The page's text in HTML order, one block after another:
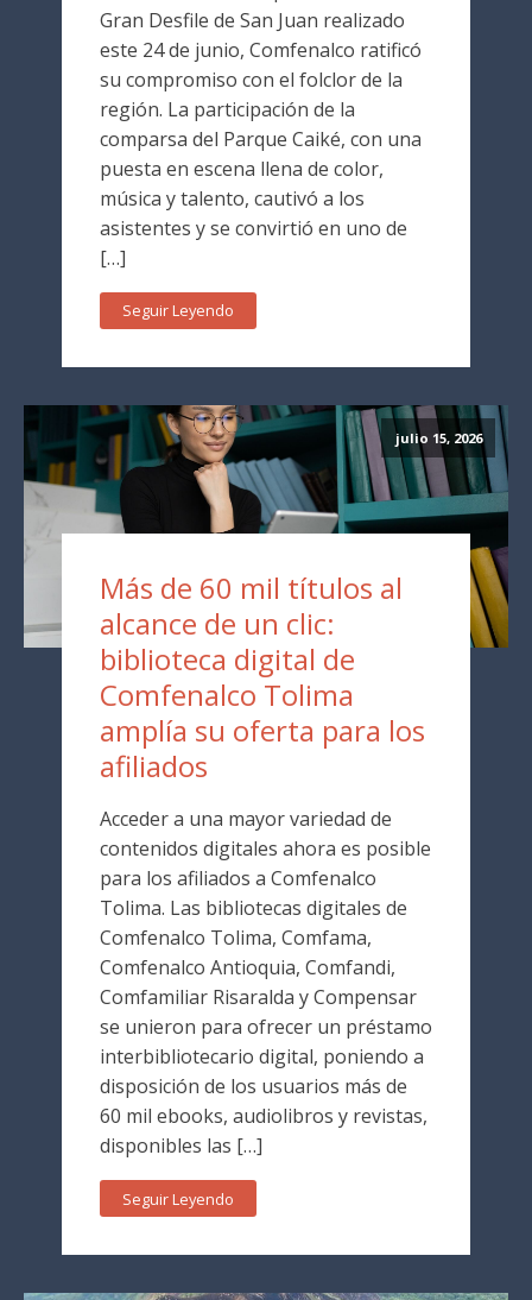
Gran Desfile de San Juan realizado
este 24 de junio, Comfenalco ratificó
su compromiso con el folclor de la
región. La participación de la
comparsa del Parque Caiké, con una
puesta en escena llena de color,
música y talento, cautivó a los
asistentes y se convirtió en uno de
[…]
Seguir Leyendo
julio 15, 2026
Más de 60 mil títulos al
alcance de un clic:
biblioteca digital de
Comfenalco Tolima
amplía su oferta para los
afiliados
Acceder a una mayor variedad de
contenidos digitales ahora es posible
para los afiliados a Comfenalco
Tolima. Las bibliotecas digitales de
Comfenalco Tolima, Comfama,
Comfenalco Antioquia, Comfandi,
Comfamiliar Risaralda y Compensar
se unieron para ofrecer un préstamo
interbibliotecario digital, poniendo a
disposición de los usuarios más de
60 mil ebooks, audiolibros y revistas,
disponibles las […]
Seguir Leyendo